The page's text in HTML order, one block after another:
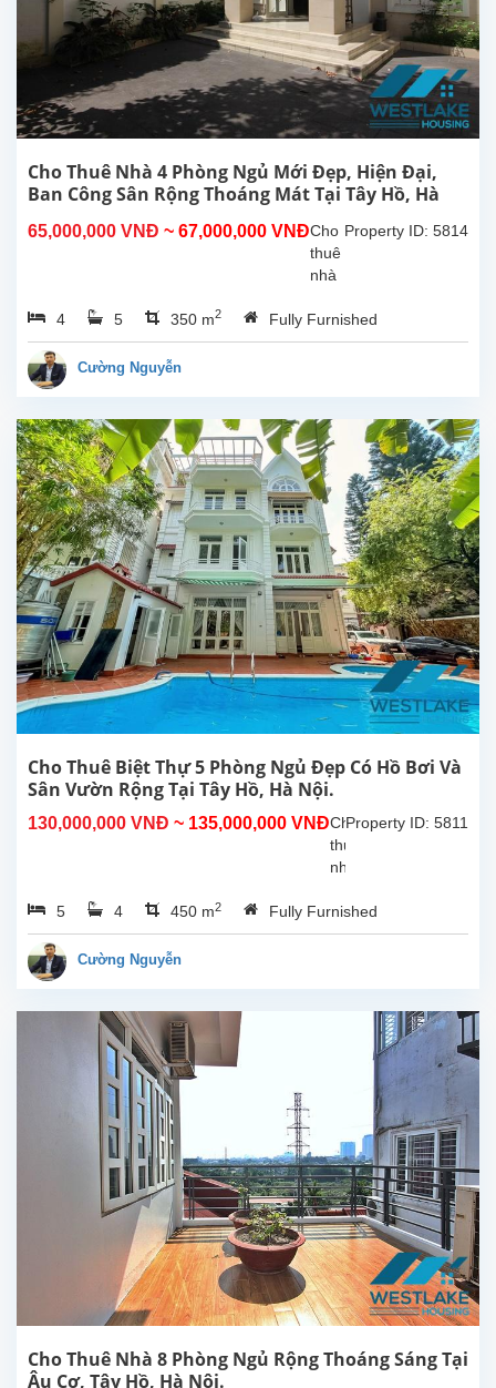
tại
Tây
Hồ,
gần
sạn
Sheraton,
Hồ
Tây.
Nhà...
Cho Thuê Nhà 4 Phòng Ngủ Mới Đẹp, Hiện Đại,
Ban Công Sân Rộng Thoáng Mát Tại Tây Hồ, Hà
65,000,000 VNĐ ~ 67,000,000 VNĐ Property ID: 5814
Cho
thuê
nhà
phòng
ngủ
đại,
ban
công,
sân
rông,
thoáng
mát
tại
Tây
Hồ,
Hà
Nội.
Tầng
1
phòng
khách
bếp
rộng,...
4 5 350 m2 Fully Furnished
Cường Nguyễn
Cho Thuê Biệt Thự 5 Phòng Ngủ Đẹp Có Hồ Bơi Và
Sân Vườn Rộng Tại Tây Hồ, Hà Nội.
130,000,000 VNĐ ~ 135,000,000 VNĐ Property ID: 5811
Cho
thuê
nhà
phòng
ngủ
và
sân
vườn
rộng
tại
Tây
Hồ,
Hà
5
5 4 450 m2 Fully Furnished
Cường Nguyễn
Cho Thuê Nhà 8 Phòng Ngủ Rộng Thoáng Sáng Tại
Âu Cơ, Tây Hồ, Hà Nội.